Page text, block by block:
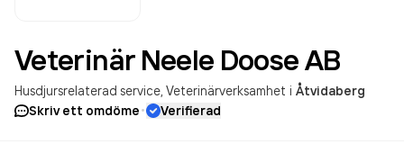
Veterinär Neele DooseAB
Husdjursrelaterad service Veterinärverksamhet i Åtvidaberg
Skriv ett omdöme· Verifierad